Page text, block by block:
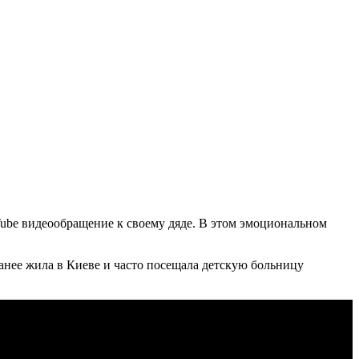
видеообращение к своему дяде. В этом эмоциональном
жила в Киеве и часто посещала детскую больницу